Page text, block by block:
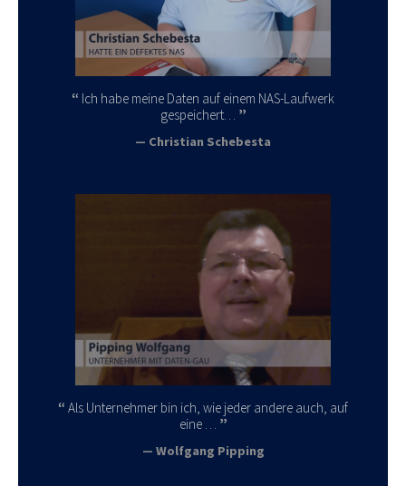
Ich habe meine Daten auf einem NAS-Laufwerk
gespeichert…
Christian Schebesta
Als Unternehmer bin ich, wie jeder andere auch, auf
eine …
Wolfgang Pipping